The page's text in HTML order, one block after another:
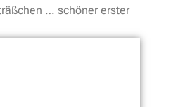
… schöner erster